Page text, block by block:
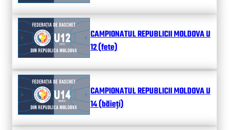
CAMPIONATUL REPUBLICII MOLDOVA U
12 (fete)
CAMPIONATUL REPUBLICII MOLDOVA U
14 (băieți)